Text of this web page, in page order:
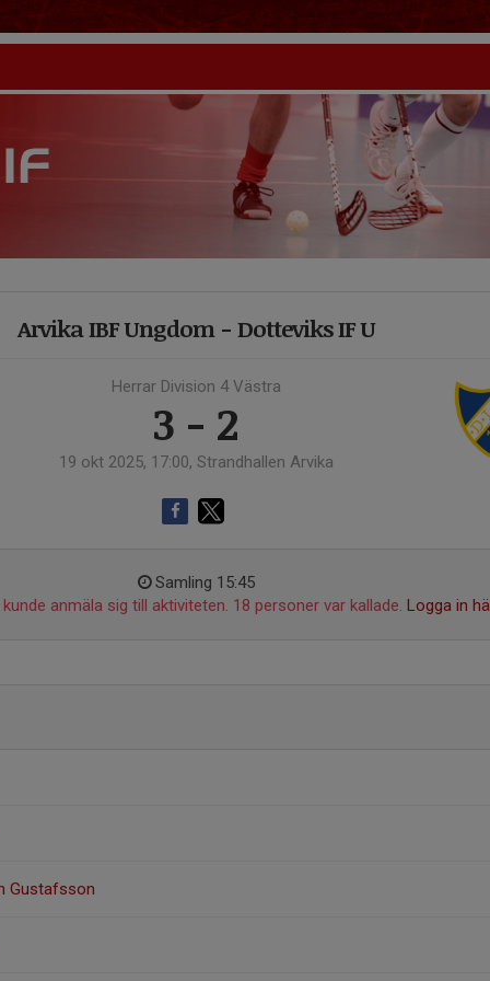
Arvika IBF Ungdom - Dotteviks IF U
Herrar Division 4 Västra
3 - 2
19 okt 2025, 17:00, Strandhallen Arvika
Samling 15:45
anmäla sig till aktiviteten. 18 personer var kallade. Logga in
Gustafsson